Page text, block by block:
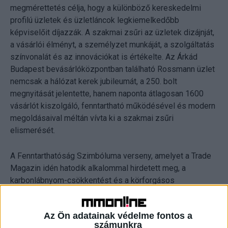
Az Ön adatainak védelme fontos a
számunkra
megmérettetés célja, hogy a különböző kereskedelmi
profilú üzletek és üzletláncok legkiemelkedőbb
képviselőit díjazzák. A szakmai zsűri az üzletek dizájnját,
a vásárlói élményt, a személyzet munkáját, a szolgáltatás
színvonalát és az innovációkat is értékelte. Az Árkád
Budapest bevásárlóközpontban található Rossmann üzlet
nemcsak a hálózat kerek jubileumát, a 250. bolt
megnyitását jelentette, hanem naponta átlagosan 1600
vásárlót kiszolgáló, fenntartható működésével és modern
megoldásaival méltán vívta ki a szakmai zsűri
elismerését.
A Fenntarthatóság Szimbóluma verseny, amelyet a Trade
Magazin idén hatodik alkalommal hirdetett meg, a
karbonlábnyom-csökkentést és a körforgásos
Rossmann a Respray x Rossmann újratöltő automata
bevezetésével forradalmi lépést tett az aeroszolos